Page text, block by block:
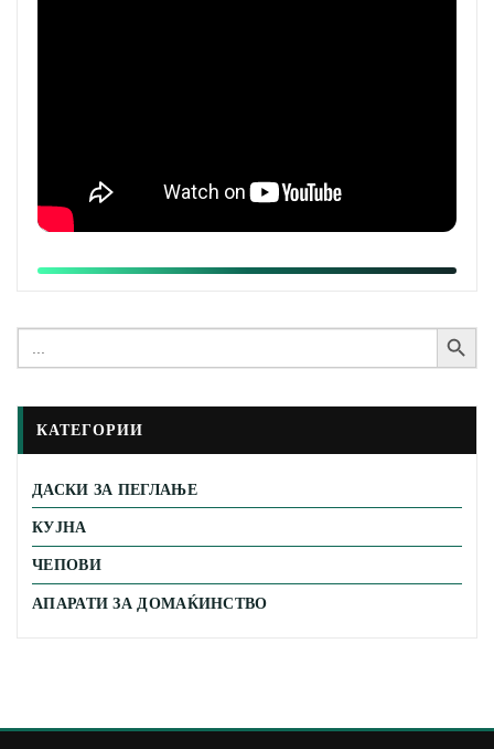
Search
for:
Search Button
КАТЕГОРИИ
ДАСКИ ЗА ПЕГЛАЊЕ
КУЈНА
ЧЕПОВИ
АПАРАТИ ЗА ДОМАЌИНСТВО